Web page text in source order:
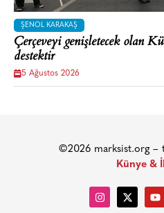
ŞENOL KARAKAŞ
Çerçeveyi genişletecek olan
destektir
5 Ağustos 2026
©2026 marksist.org –
Künye &